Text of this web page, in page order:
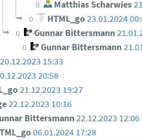
0 Matthias Scharwies
0 HTML_go23.01.2024
0 Gunnar Bittersmann
0 Gunnar Bittersmann
20.12.2023 15:33
20:58
21.12.2023 19:27
22.12.2023 10:16
Bittersmann22.12.2023 12:06
06.01.2024 17:28